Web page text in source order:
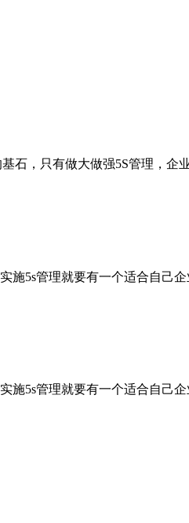
石，只有做大做强5S管理，
5s管理就要有一个适合自己
5s管理就要有一个适合自己